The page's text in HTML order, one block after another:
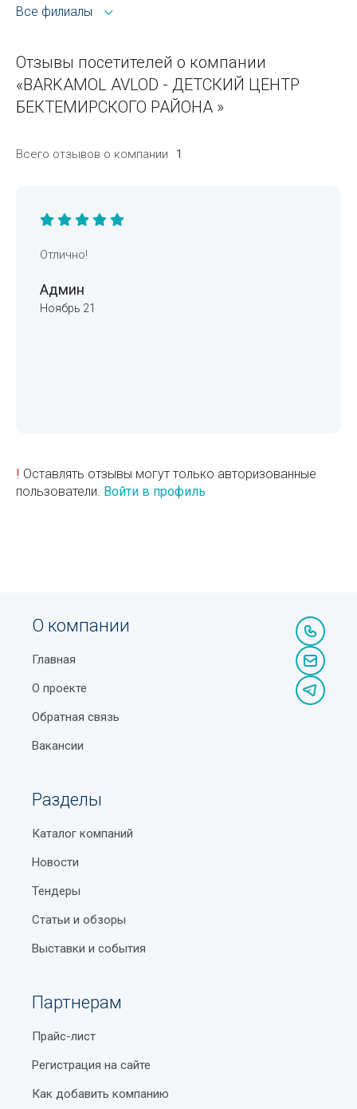
Все филиалы
Отзывы посетителей о компании
«BARKAMOL AVLOD - ДЕТСКИЙ ЦЕНТР
БЕКТЕМИРСКОГО РАЙОНА »
Всего отзывов о компании 1
Отлично!
Админ
Ноябрь 21
! Оставлять отзывы могут только авторизованные
пользователи. Войти в профиль
О компании
Главная
О проекте
Обратная связь
Вакансии
Разделы
Каталог компаний
Новости
Тендеры
Статьи и обзоры
Выставки и события
Партнерам
Прайс-лист
Регистрация на сайте
Как добавить компанию